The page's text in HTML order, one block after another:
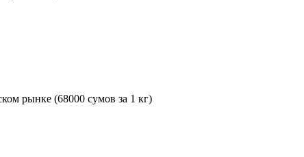
рынке (68000 сумов за 1 кг)